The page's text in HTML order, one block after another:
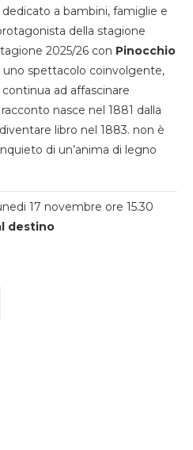
a bambini, famiglie e
della stagione
2025/26 con Pinocchio
uno spettacolo coinvolgente,
ad affascinare
nasce nel 1881 dalla
libro nel 1883. non è
di un’anima di legno
17 novembre ore 15.30
destino